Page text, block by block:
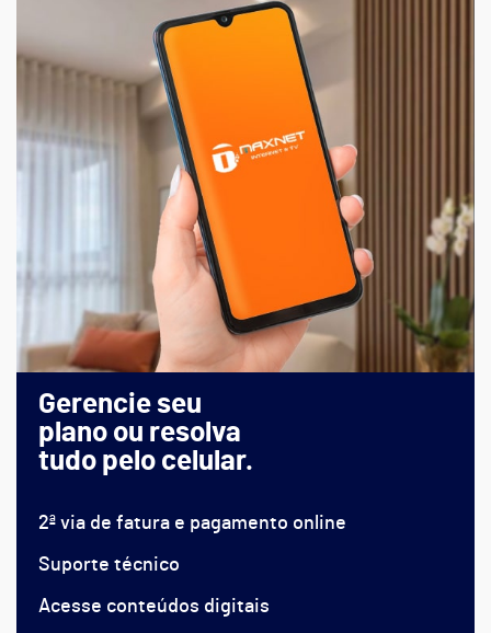
Gerencie seu
plano ou resolva
tudo pelo celular.
2ª via de fatura e pagamento online
Suporte técnico
Acesse conteúdos digitais